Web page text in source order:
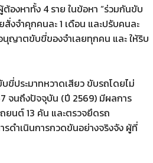
องหาทั้ง 4 ราย ในข้อหา “ร่วมกันขับ
งจำคุกคนละ 1 เดือน และปรับคนละ
นุญาตขับขี่ของจำเลยทุกคน และ ให้ริบ
ประมาทหวาดเสียว ขับรถโดยไม่
จนถึงปัจจุบัน (ปี 2569) มีผลการ
นต์ 13 คัน และตรวจยึดรถ
รดำเนินการกวดขันอย่างจริงจัง ผู้ที่